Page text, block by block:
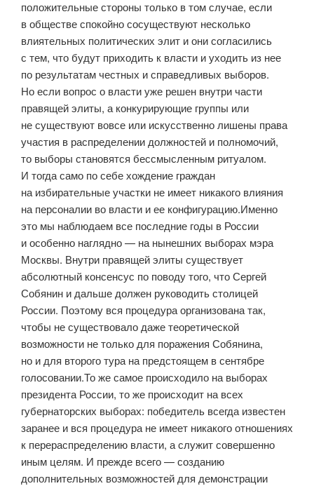
положительные стороны только в том случае, если
в обществе спокойно сосуществуют несколько
влиятельных политических элит и они согласились
с тем, что будут приходить к власти и уходить из нее
по результатам честных и справедливых выборов.
Но если вопрос о власти уже решен внутри части
правящей элиты, а конкурирующие группы или
не существуют вовсе или искусственно лишены права
участия в распределении должностей и полномочий,
то выборы становятся бессмысленным ритуалом.
И тогда само по себе хождение граждан
на избирательные участки не имеет никакого влияния
на персоналии во власти и ее конфигурацию.Именно
это мы наблюдаем все последние годы в России
и особенно наглядно — на нынешних выборах мэра
Москвы. Внутри правящей элиты существует
абсолютный консенсус по поводу того, что Сергей
Собянин и дальше должен руководить столицей
России. Поэтому вся процедура организована так,
чтобы не существовало даже теоретической
возможности не только для поражения Собянина,
но и для второго тура на предстоящем в сентябре
голосовании.То же самое происходило на выборах
президента России, то же происходит на всех
губернаторских выборах: победитель всегда известен
заранее и вся процедура не имеет никакого отношениях
к перераспределению власти, а служит совершенно
иным целям. И прежде всего — созданию
дополнительных возможностей для демонстрации